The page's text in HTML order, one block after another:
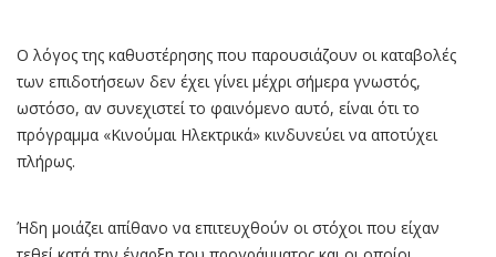
Ο λόγος της καθυστέρησης που παρουσιάζουν οι καταβολές
των επιδοτήσεων δεν έχει γίνει μέχρι σήμερα γνωστός,
ωστόσο, αν συνεχιστεί το φαινόμενο αυτό, είναι ότι το
πρόγραμμα «Κινούμαι Ηλεκτρικά» κινδυνεύει να αποτύχει
πλήρως.
Ήδη μοιάζει απίθανο να επιτευχθούν οι στόχοι που είχαν